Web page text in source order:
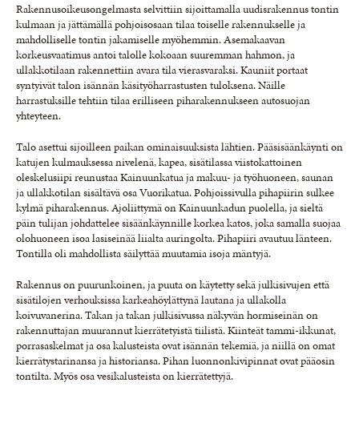
Rakennusoikeusongelmasta selvittiin sijoittamalla uudisrakennus tontin
kulmaan ja jättämällä pohjoisosaan tilaa toiselle rakennukselle ja
mahdolliselle tontin jakamiselle myöhemmin. Asemakaavan
korkeusvaatimus antoi talolle kokoaan suuremman hahmon, ja
ullakkotilaan rakennettiin avara tila vierasvaraksi. Kauniit portaat
syntyivät talon isännän käsityöharrastusten tuloksena. Näille
harrastuksille tehtiin tilaa erilliseen piharakennukseen autosuojan
yhteyteen.
Talo asettui sijoilleen paikan ominaisuuksista lähtien. Pääsisäänkäynti on
katujen kulmauksessa nivelenä, kapea, sisätilassa viistokattoinen
oleskelusiipi reunustaa Kainuunkatua ja makuu- ja työhuoneen, saunan
ja ullakkotilan sisältävä osa Vuorikatua. Pohjoissivulla pihapiirin sulkee
kylmä piharakennus. Ajoliittymä on Kainuunkadun puolella, ja sieltä
päin tulijan johdattelee sisäänkäynnille korkea katos, joka samalla suojaa
olohuoneen isoa lasiseinää liialta auringolta. Pihapiiri avautuu länteen.
Tontilla oli mahdollista säilyttää muutamia isoja mäntyjä.
Rakennus on puurunkoinen, ja puuta on käytetty sekä julkisivujen että
sisätilojen verhouksissa karkeahöylättynä lautana ja ullakolla
koivuvanerina. Takan ja takan julkisivussa näkyvän hormiseinän on
rakennuttajan muurannut kierrätetyistä tiilistä. Kiinteät tammi-ikkunat,
porrasaskelmat ja osa kalusteista ovat isännän tekemiä, ja niillä on omat
kierrätystarinansa ja historiansa. Pihan luonnonkivipinnat ovat pääosin
tontilta. Myös osa vesikalusteista on kierrätettyjä.